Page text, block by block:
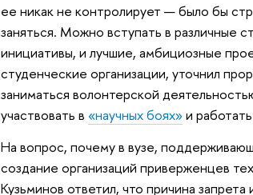
ее никак не контролирует — было бы
заняться. Можно вступать в различные
инициативы, и лучшие, амбициозные
студенческие организации, уточнил
заниматься волонтерской
участвовать в «научных боях»и
На вопрос, почему в вузе,
создание организаций приверженцев
Кузьминов ответил, что причина